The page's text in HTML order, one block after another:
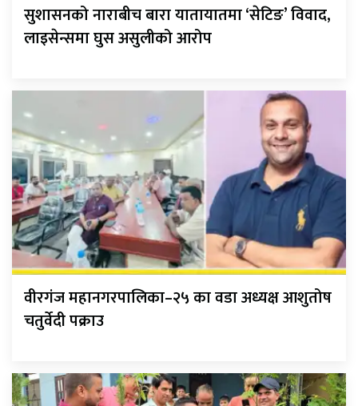
सुशासनको नाराबीच बारा यातायातमा ‘सेटिङ’ विवाद,
लाइसेन्समा घुस असुलीको आरोप
वीरगंज महानगरपालिका–२५ का वडा अध्यक्ष आशुतोष
चतुर्वेदी पक्राउ